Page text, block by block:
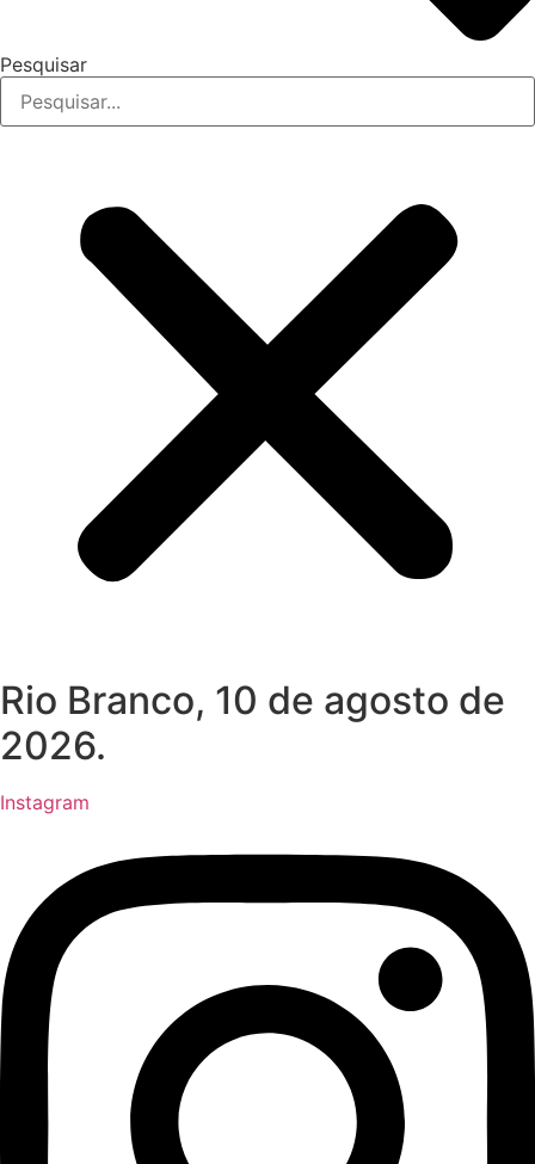
Pesquisar
Rio Branco, 10 de agosto de
2026.
Instagram